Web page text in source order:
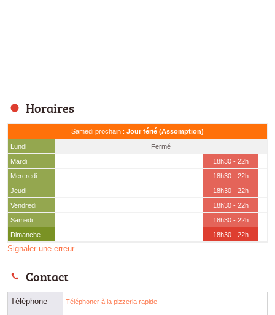
Horaires
Samedi prochain : Jour férié (Assomption)
Lundi
Fermé
Mardi
18h30 - 22h
Mercredi
18h30 - 22h
Jeudi
18h30 - 22h
Vendredi
18h30 - 22h
Samedi
18h30 - 22h
Dimanche
18h30 - 22h
Signaler une erreur
Contact
Téléphone Téléphoner à la pizzeria rapide